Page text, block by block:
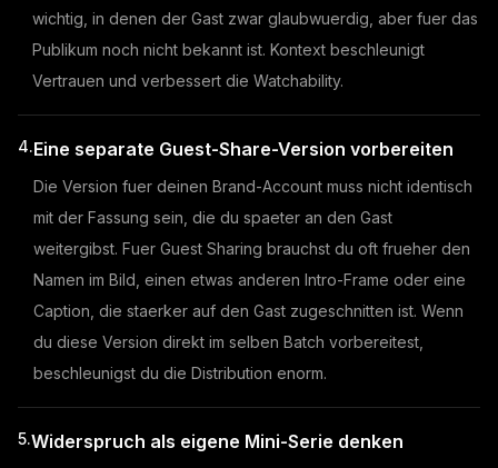
wichtig, in denen der Gast zwar glaubwuerdig, aber fuer das
Publikum noch nicht bekannt ist. Kontext beschleunigt
Vertrauen und verbessert die Watchability.
4.Eine separate Guest-Share-Version vorbereiten
Die Version fuer deinen Brand-Account muss nicht identisch
mit der Fassung sein, die du spaeter an den Gast
weitergibst. Fuer Guest Sharing brauchst du oft frueher den
Namen im Bild, einen etwas anderen Intro-Frame oder eine
Caption, die staerker auf den Gast zugeschnitten ist. Wenn
du diese Version direkt im selben Batch vorbereitest,
beschleunigst du die Distribution enorm.
5.Widerspruch als eigene Mini-Serie denken